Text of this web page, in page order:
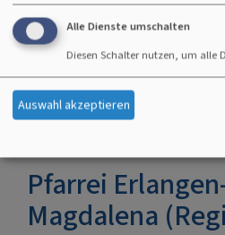
Kinderland „Die
Pfarrei
Magdalena
Alle Dienste umschalten
Diesen Schalter nutzen, um alle
Auswahl akzeptieren